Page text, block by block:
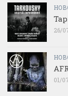
26/
01/